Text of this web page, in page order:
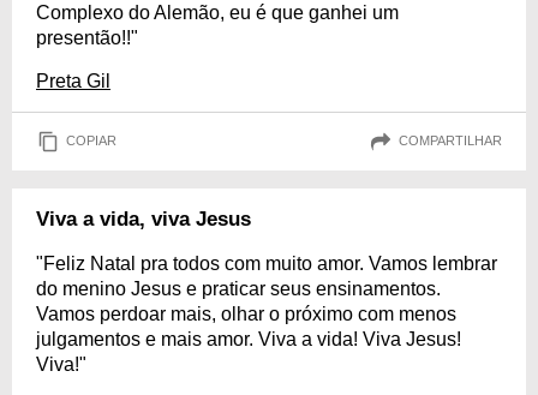
Complexo do Alemão, eu é que ganhei um
presentão!!"
Preta Gil
COPIAR COMPARTILHAR
Viva a vida, viva Jesus
"Feliz Natal pra todos com muito amor. Vamos lembrar
do menino Jesus e praticar seus ensinamentos.
Vamos perdoar mais, olhar o próximo com menos
julgamentos e mais amor. Viva a vida! Viva Jesus!
Viva!"